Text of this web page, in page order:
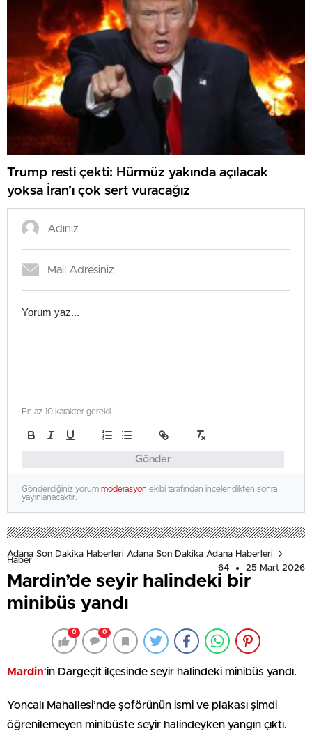
Trump resti çekti: Hürmüz yakında açılacak
yoksa İran’ı çok sert vuracağız
Gönder
En az 10 karakter gerekli
Gönderdiğiniz yorum moderasyon ekibi tarafından incelendikten sonra
yayınlanacaktır.
Adana Son Dakika Haberleri Adana Son Dakika Adana Haberleri
Haber
64
25 Mart 2026
Mardin’de seyir halindeki bir
minibüs yandı
0 0
Mardin‘in Dargeçit ilçesinde seyir halindeki minibüs yandı.
Yoncalı Mahallesi’nde şoförünün ismi ve plakası şimdi
öğrenilemeyen minibüste seyir halindeyken yangın çıktı.